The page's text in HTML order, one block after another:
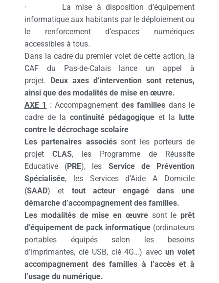
· La mise à disposition d’équipement
informatique aux habitants par le déploiement ou
le renforcement d’espaces numériques
accessibles à tous.
Dans la cadre du premier volet de cette action, la
CAF du Pas-de-Calais lance un appel à
projet. Deux axes d’intervention sont retenus,
ainsi que des modalités de mise en œuvre.
AXE 1 : Accompagnement des familles dans le
cadre de la continuité pédagogique et la lutte
contre le décrochage scolaire
Les partenaires associéssont les porteurs de
projet CLAS, les Programme de Réussite
Educative (PRE), les Service de Prévention
Spécialisée, les Services d’Aide A Domicile
(SAAD) et tout acteur engagé dans une
démarche d’accompagnement des familles.
Les modalités de mise en œuvresont le prêt
d’équipement de pack informatique (ordinateurs
portables équipés selon les besoins
d’imprimantes, clé USB, clé 4G…) avecun volet
accompagnement des familles à l’accès et à
l’usage du numérique.